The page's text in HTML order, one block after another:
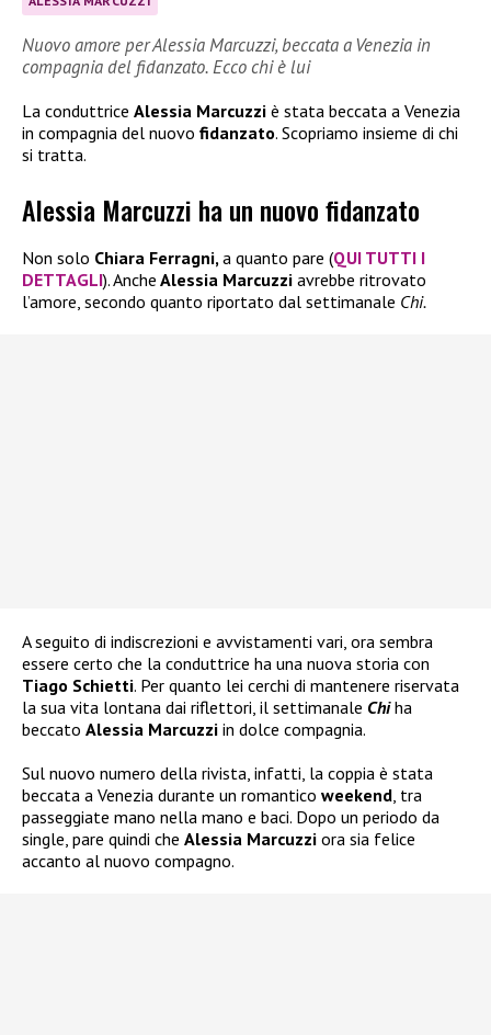
Nuovo amore per Alessia Marcuzzi, beccata a Venezia in
compagnia del fidanzato. Ecco chi è lui
La conduttrice Alessia Marcuzzi è stata beccata a Venezia
in compagnia del nuovo fidanzato. Scopriamo insieme di chi
si tratta.
Alessia Marcuzzi ha un nuovo fidanzato
Non solo Chiara Ferragni,a quanto pare (QUI TUTTI I
DETTAGLI). Anche Alessia Marcuzzi avrebbe ritrovato
l’amore, secondo quanto riportato dal settimanale Chi.
A seguito di indiscrezioni e avvistamenti vari, ora sembra
essere certo che la conduttrice ha una nuova storia con
Tiago Schietti. Per quanto lei cerchi di mantenere riservata
la sua vita lontana dai riflettori, il settimanale Chiha
beccato Alessia Marcuzzi in dolce compagnia.
Sul nuovo numero della rivista, infatti, la coppia è stata
beccata a Venezia durante un romantico weekend, tra
passeggiate mano nella mano e baci. Dopo un periodo da
single, pare quindi che Alessia Marcuzzi ora sia felice
accanto al nuovo compagno.